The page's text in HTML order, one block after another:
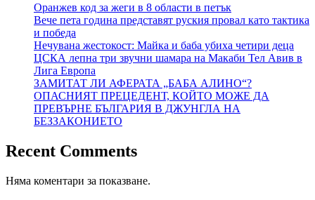
Оранжев код за жеги в 8 области в петък
Вече пета година представят руския провал като тактика
и победа
Нечувана жестокост: Майка и баба убиха четири деца
ЦСКА лепна три звучни шамара на Макаби Тел Авив в
Лига Европа
ЗАМИТАТ ЛИ АФЕРАТА „БАБА АЛИНО“?
ОПАСНИЯТ ПРЕЦЕДЕНТ, КОЙТО МОЖЕ ДА
ПРЕВЪРНЕ БЪЛГАРИЯ В ДЖУНГЛА НА
БЕЗЗАКОНИЕТО
Recent Comments
Няма коментари за показване.